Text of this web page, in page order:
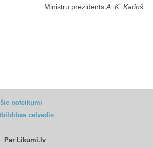
Ministru prezidents A. K. Kariņš
noteikumi
ceļvedis
Par Likumi.lv